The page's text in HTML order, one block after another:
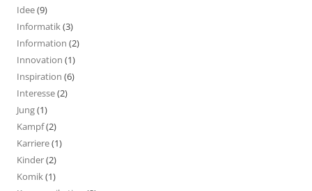
Idee(9)
Informatik(3)
Information (2)
Innovation (1)
Inspiration (6)
Interesse(2)
Jung(1)
Kampf(2)
Karriere(1)
Kinder(2)
Komik(1)